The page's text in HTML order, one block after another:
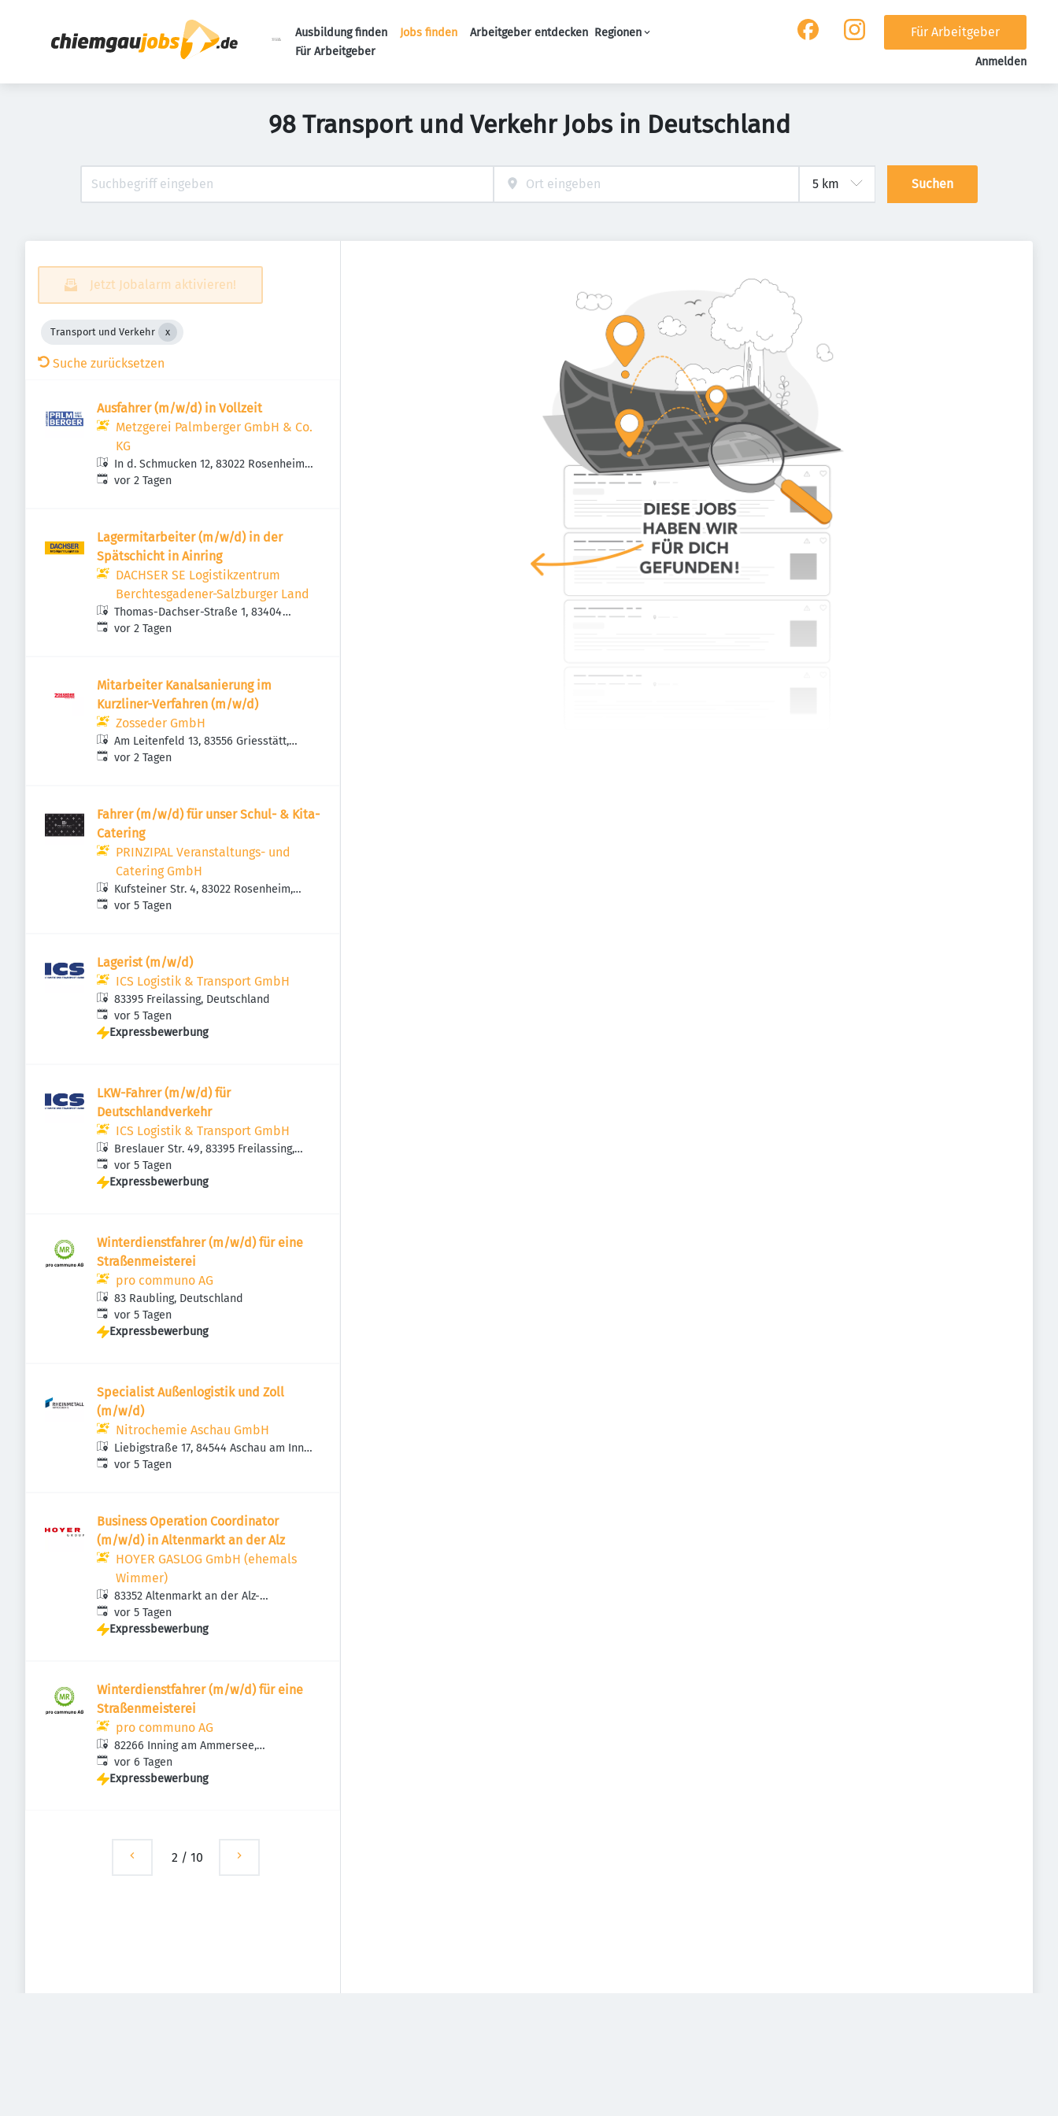
Ausbildung finden Jobs finden Arbeitgeber entdecken Regionen
Für Arbeitgeber
Für Arbeitgeber
Anmelden
98 Transport und Verkehr Jobs in Deutschland
Suchen
Jetzt Jobalarm aktivieren!
Transport und Verkehr
Suche zurücksetzen
Ausfahrer (m/w/d) in Vollzeit
Metzgerei Palmberger GmbH & Co.
KG
In d. Schmucken 12, 83022 Rosenheim,
Deutschland
Veröffentlicht:
vor 2 Tagen
Lagermitarbeiter (m/w/d) in der
Spätschicht in Ainring
DACHSER SE Logistikzentrum
Berchtesgadener-Salzburger Land
Thomas-Dachser-Straße 1, 83404
Ainring, Deutschland
Veröffentlicht:
vor 2 Tagen
Mitarbeiter Kanalsanierung im
Kurzliner-Verfahren (m/w/d)
Zosseder GmbH
Am Leitenfeld 13, 83556 Griesstätt,
Deutschland
Veröffentlicht:
vor 2 Tagen
Fahrer (m/w/d) für unser Schul- & Kita-
Catering
PRINZIPAL Veranstaltungs- und
Catering GmbH
Kufsteiner Str. 4, 83022 Rosenheim,
Deutschland
Veröffentlicht:
vor 5 Tagen
Lagerist (m/w/d)
ICS Logistik & Transport GmbH
83395 Freilassing, Deutschland
Veröffentlicht:
vor 5 Tagen
Expressbewerbung
LKW-Fahrer (m/w/d) für
Deutschlandverkehr
ICS Logistik & Transport GmbH
Breslauer Str. 49, 83395 Freilassing,
Deutschland
Veröffentlicht:
vor 5 Tagen
Expressbewerbung
Winterdienstfahrer (m/w/d) für eine
Straßenmeisterei
pro communo AG
83 Raubling, Deutschland
Veröffentlicht:
vor 5 Tagen
Expressbewerbung
Specialist Außenlogistik und Zoll
(m/w/d)
Nitrochemie Aschau GmbH
Liebigstraße 17, 84544 Aschau am Inn,
Deutschland
Veröffentlicht:
vor 5 Tagen
Business Operation Coordinator
(m/w/d) in Altenmarkt an der Alz
HOYER GASLOG GmbH (ehemals
Wimmer)
83352 Altenmarkt an der Alz-
Rupertsdorf, Deutschland
Veröffentlicht:
vor 5 Tagen
Expressbewerbung
Winterdienstfahrer (m/w/d) für eine
Straßenmeisterei
pro communo AG
82266 Inning am Ammersee,
Deutschland
Veröffentlicht:
vor 6 Tagen
Expressbewerbung
2 / 10